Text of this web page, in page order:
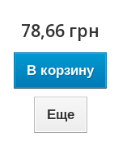
78,66 грн
В корзину
Еще